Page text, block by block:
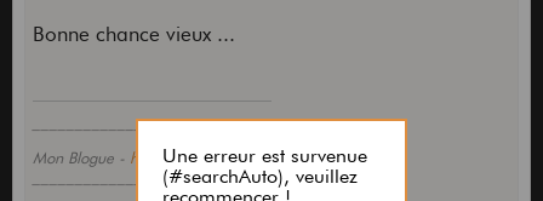
Bonne chance vieux ...
____________________________________
Mon Blogue - https://joguitar.blog4ever.com/
____________________________________